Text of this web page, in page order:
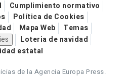
Cumplimiento normativo
Política de Cookies
Mapa Web
Temas
Loteria de navidad
estatal
de la Agencia Europa Press.